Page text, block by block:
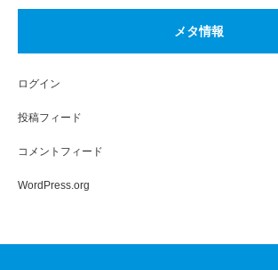
メタ情報
ログイン
投稿フィード
コメントフィード
WordPress.org